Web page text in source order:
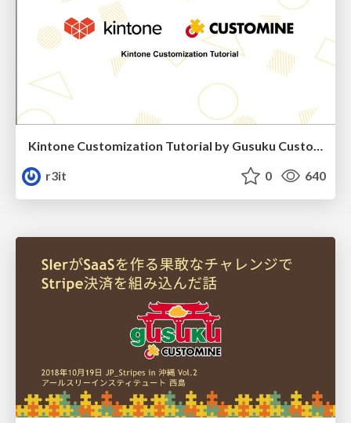
Kintone Customization Tutorial by Gusuku Customine en01
r3it
0 640